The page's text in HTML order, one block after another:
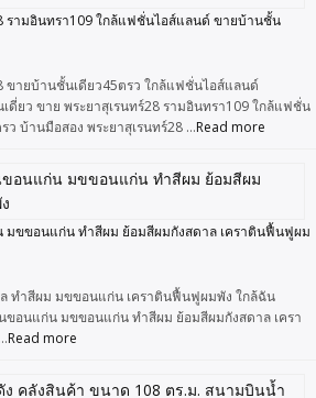
รามอินทรา109 ใกล้แฟชั่นไอส์แลนด์ ขายบ้านชั้น
ขายบ้านชั้นเดียว45ตรว ใกล้แฟชั่นไอส์แลนด์
ดี่ยว ขาย พระยาสุเรนทร์28 รามอินทรา109 ใกล้แฟชั่น
บ้านมือสอง พระยาสุเรนทร์28 …Read more
มขขอนแก่น ทำสีผม ย้อมสีผมกังสดาล เคราตินฟื้นฟูผม
ทำสีผม มขขอนแก่น เคราตินฟื้นฟูผมพัง ใกล้ฉัน
ขอนแก่น มขขอนแก่น ทำสีผม ย้อมสีผมกังสดาล เครา
Read more